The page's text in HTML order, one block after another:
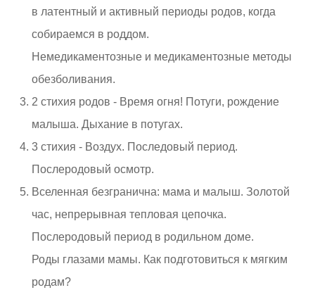
в латентный и активный периоды родов, когда
собираемся в роддом.
Немедикаментозные и медикаментозные методы
обезболивания.
2 стихия родов - Время огня! Потуги, рождение
малыша. Дыхание в потугах.
3 стихия - Воздух. Последовый период.
Послеродовый осмотр.
Вселенная безгранична: мама и малыш. Золотой
час, непрерывная тепловая цепочка.
Послеродовый период в родильном доме.
Роды глазами мамы. Как подготовиться к мягким
родам?